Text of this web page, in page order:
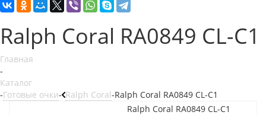
Ralph Coral RA0849 CL-C1
Главная
-
Каталог
-Готовые очки- Ralph Coral-Ralph Coral RA0849 CL-C1
Ralph Coral RA0849 CL-C1